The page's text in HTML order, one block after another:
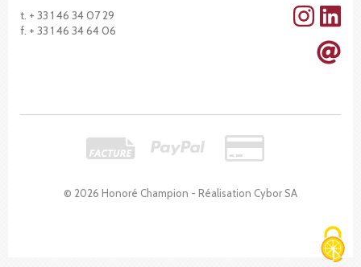
© 2026 Honoré Champion - Réalisation Cybor SA
t. + 33 1 46 34 07 29
f. + 33 1 46 34 64 06